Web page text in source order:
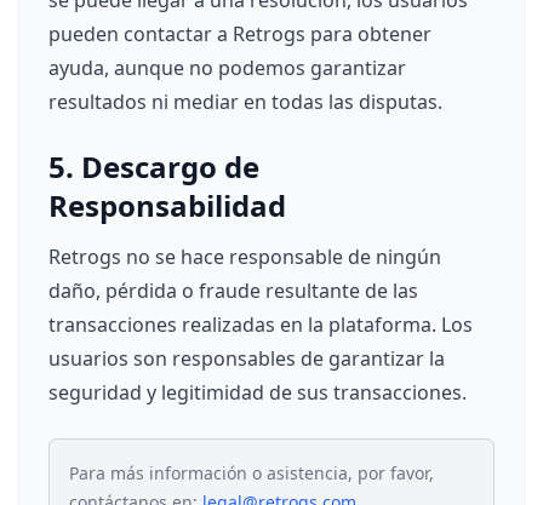
pueden contactar a Retrogs para obtener
ayuda, aunque no podemos garantizar
resultados ni mediar en todas las disputas.
5. Descargo de
Responsabilidad
Retrogs no se hace responsable de ningún
daño, pérdida o fraude resultante de las
transacciones realizadas en la plataforma. Los
usuarios son responsables de garantizar la
seguridad y legitimidad de sus transacciones.
Para más información o asistencia, por favor,